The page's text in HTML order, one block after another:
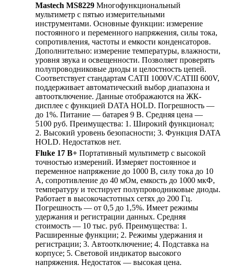
Mastech MS8229 Многофункциональный
мультиметр с пятью измерительными
инструментами. Основные функции: измерение
постоянного и переменного напряжения, силы тока,
сопротивления, частоты и емкости конденсаторов.
Дополнительно: измерение температуры, влажности,
уровня звука и освещенности. Позволяет проверять
полупроводниковые диоды и целостность цепей.
Соответствует стандартам CATII 1000V/CATIII 600V,
поддерживает автоматический выбор диапазона и
автоотключение. Данные отображаются на ЖК-
дисплее с функцией DATA HOLD. Погрешность —
до 1%. Питание — батарея 9 В. Средняя цена —
5100 руб. Преимущества: 1. Широкий функционал;
2. Высокий уровень безопасности; 3. Функция DATA
HOLD. Недостатков нет.
Fluke 17 В+ Портативный мультиметр с высокой
точностью измерений. Измеряет постоянное и
переменное напряжение до 1000 В, силу тока до 10
А, сопротивление до 40 мОм, емкость до 1000 мкФ,
температуру и тестирует полупроводниковые диоды.
Работает в высокочастотных сетях до 200 Гц.
Погрешность — от 0,5 до 1,5%. Имеет режимы
удержания и регистрации данных. Средняя
стоимость — 10 тыс. руб. Преимущества: 1.
Расширенные функции; 2. Режимы удержания и
регистрации; 3. Автоотключение; 4. Подставка на
корпусе; 5. Световой индикатор высокого
напряжения. Недостаток — высокая цена.